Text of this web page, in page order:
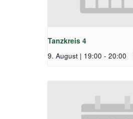
Tanzkreis 4
9. August | 19:00 - 20:00